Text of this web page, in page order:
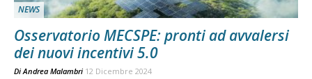
NEWS
Osservatorio MECSPE: pronti ad avvalersi
dei nuovi incentivi 5.0
DiAndrea Malambri 12 Dicembre 2024